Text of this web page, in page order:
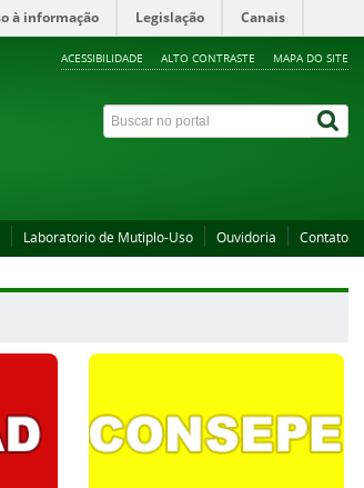
à informação Legislação Canais
ACESSIBILIDADE ALTO CONTRASTE MAPA DO SITE
Laboratorio de Mutiplo-Uso Ouvidoria Contato